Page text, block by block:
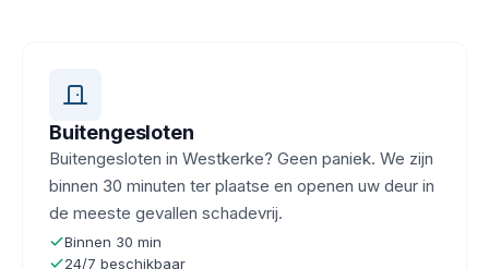
Buitengesloten
Buitengesloten in Westkerke? Geen paniek. We zijn
binnen 30 minuten ter plaatse en openen uw deur in
de meeste gevallen schadevrij.
Binnen 30 min
24/7 beschikbaar